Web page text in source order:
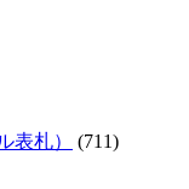
表札）
(711)